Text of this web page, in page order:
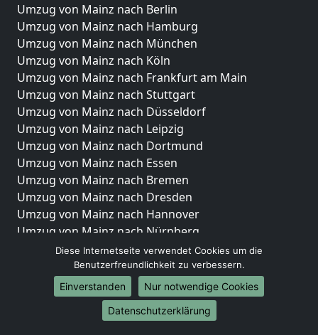
Umzug von Mainz nach Berlin
Umzug von Mainz nach Hamburg
Umzug von Mainz nach München
Umzug von Mainz nach Köln
Umzug von Mainz nach Frankfurt am Main
Umzug von Mainz nach Stuttgart
Umzug von Mainz nach Düsseldorf
Umzug von Mainz nach Leipzig
Umzug von Mainz nach Dortmund
Umzug von Mainz nach Essen
Umzug von Mainz nach Bremen
Umzug von Mainz nach Dresden
Umzug von Mainz nach Hannover
Umzug von Mainz nach Nürnberg
Umzug von Mainz nach Duisburg
Umzug von Mainz nach Bochum
Umzug von Mainz nach Wuppertal
Umzug von Mainz nach Bielefeld
Umzug von Mainz nach Bonn
Diese Internetseite verwendet Cookies um die
Benutzerfreundlichkeit zu verbessern.
Einverstanden
Nur notwendige Cookies
Datenschutzerklärung